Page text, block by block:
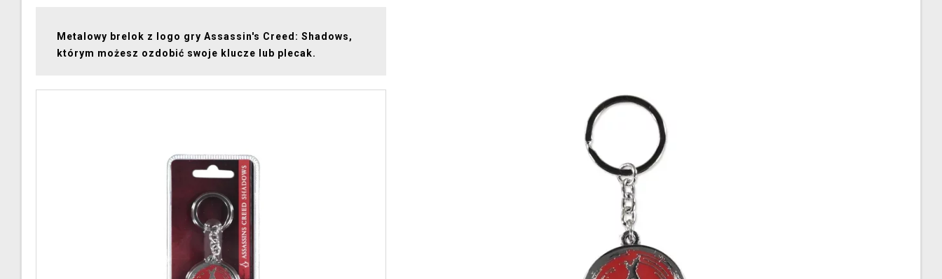
Metalowy brelok z logo gry Assassin's Creed: Shadows,
którym możesz ozdobić swoje klucze lub plecak.